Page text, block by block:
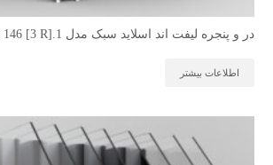
در و پنجره لیفت اند اسلاید سبک مدل TH Lift 146 [3 R].1
اطلاعات بیشتر